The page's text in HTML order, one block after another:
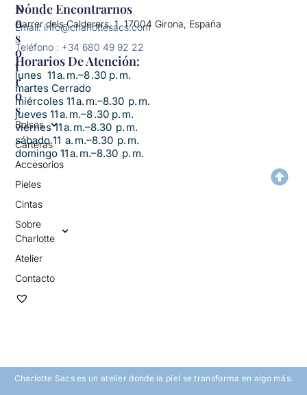
N
O
S
O
T
R
O
S
Bolsos
Carteras
Accesorios
Pieles
Cintas
Sobre
Charlotte
Atelier
Contacto
Dónde Encontrarnos
Carrer dels Calderers, 1, 17004 Girona, España
Email: info@charlottesacs.com
Teléfono : +34 680 49 92 22
Horarios De Atención:​
lunes 11 a. m.–8 .30 p. m.
martes Cerrado
miércoles 11 a. m.–8.30 p. m.
jueves 11 a. m.–8 .30 p. m.
viernes 11 a. m.–8.30 p. m.
sábado 11 a. m.–8.30 p. m.
domingo 11 a. m.–8.30 p. m.
Charlotte Sacs es un atelier donde la piel se transforma en algo más.